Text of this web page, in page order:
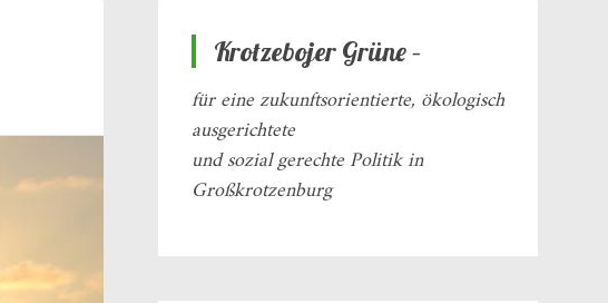
Krotzebojer Grüne –
für eine zukunftsorientierte, ökologisch
ausgerichtete
und sozial gerechte Politik in
Großkrotzenburg